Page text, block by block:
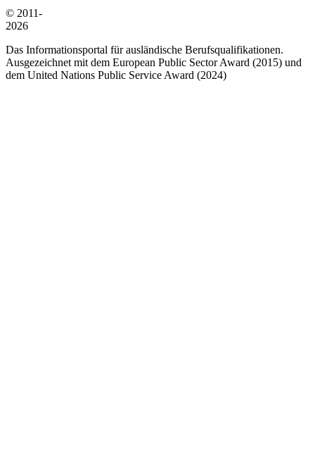
© 2011-
2026
Das Informationsportal für ausländische Berufsqualifikationen.
Ausgezeichnet mit dem European Public Sector Award (2015) und
dem United Nations Public Service Award (2024)